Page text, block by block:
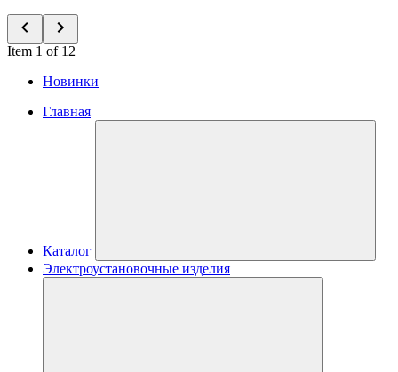
Item 1 of 12
Новинки
Главная
Каталог
Электроустановочные изделия